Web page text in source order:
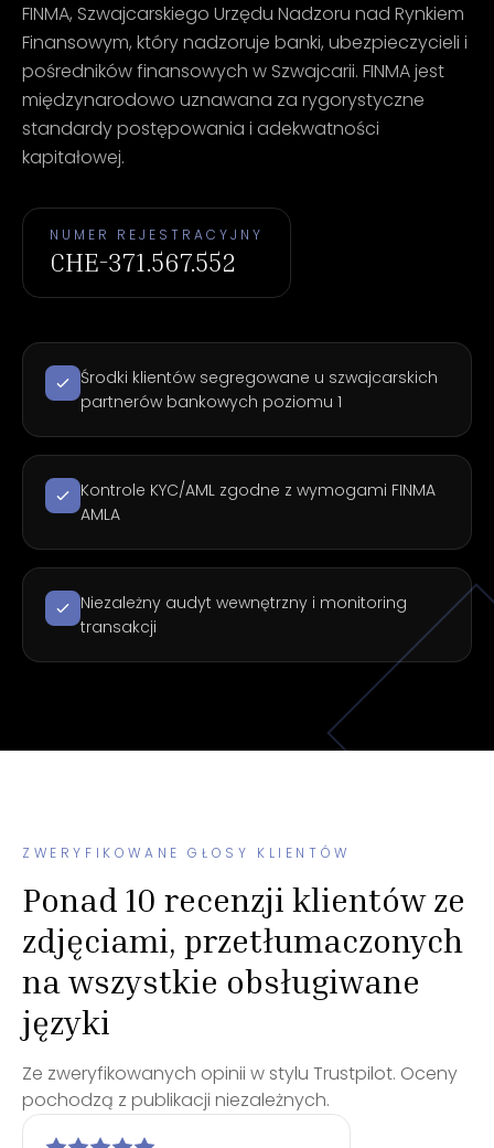
FINMA, Szwajcarskiego Urzędu Nadzoru nad Rynkiem
Finansowym, który nadzoruje banki, ubezpieczycieli i
pośredników finansowych w Szwajcarii. FINMA jest
międzynarodowo uznawana za rygorystyczne
standardy postępowania i adekwatności
kapitałowej.
NUMER REJESTRACYJNY
CHE-371.567.552
Środki klientów segregowane u szwajcarskich
partnerów bankowych poziomu 1
Kontrole KYC/AML zgodne z wymogami FINMA
AMLA
Niezależny audyt wewnętrzny i monitoring
transakcji
ZWERYFIKOWANE GŁOSY KLIENTÓW
Ponad 10 recenzji klientów ze
zdjęciami, przetłumaczonych
na wszystkie obsługiwane
języki
Ze zweryfikowanych opinii w stylu Trustpilot. Oceny
pochodzą z publikacji niezależnych.